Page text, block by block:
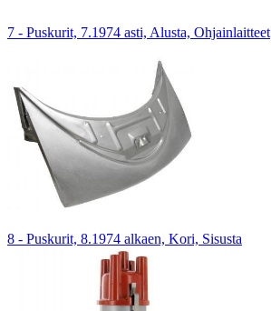
7 - Puskurit, 7.1974 asti, Alusta, Ohjainlaitteet
8 - Puskurit, 8.1974 alkaen, Kori, Sisusta